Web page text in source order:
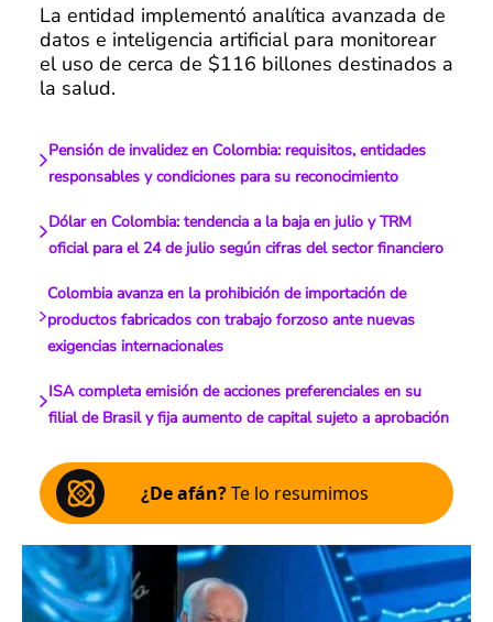
La entidad implementó analítica avanzada de
datos e inteligencia artificial para monitorear
el uso de cerca de $116 billones destinados a
la salud.
Pensión de invalidez en Colombia: requisitos, entidades
responsables y condiciones para su reconocimiento
Dólar en Colombia: tendencia a la baja en julio y TRM
oficial para el 24 de julio según cifras del sector financiero
Colombia avanza en la prohibición de importación de
productos fabricados con trabajo forzoso ante nuevas
exigencias internacionales
ISA completa emisión de acciones preferenciales en su
filial de Brasil y fija aumento de capital sujeto a aprobación
¿De afán?Te lo resumimos